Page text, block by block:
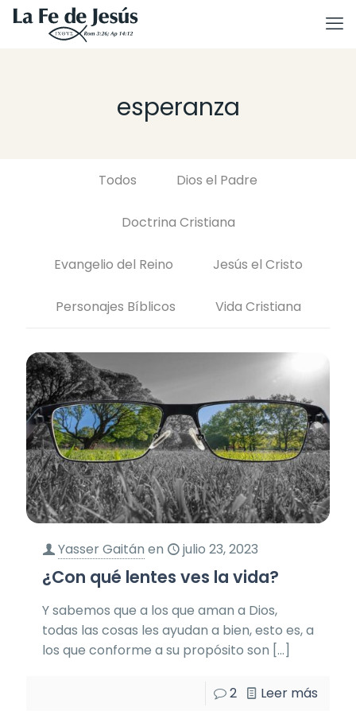
esperanza
Todos Dios el Padre
Doctrina Cristiana
Evangelio del Reino Jesús el Cristo
Personajes Bíblicos Vida Cristiana
Yasser Gaitán en julio 23, 2023
¿Con qué lentes ves la vida?
Y sabemos que a los que aman a Dios,
todas las cosas les ayudan a bien, esto es, a
los que conforme a su propósito son […]
2 Leer más